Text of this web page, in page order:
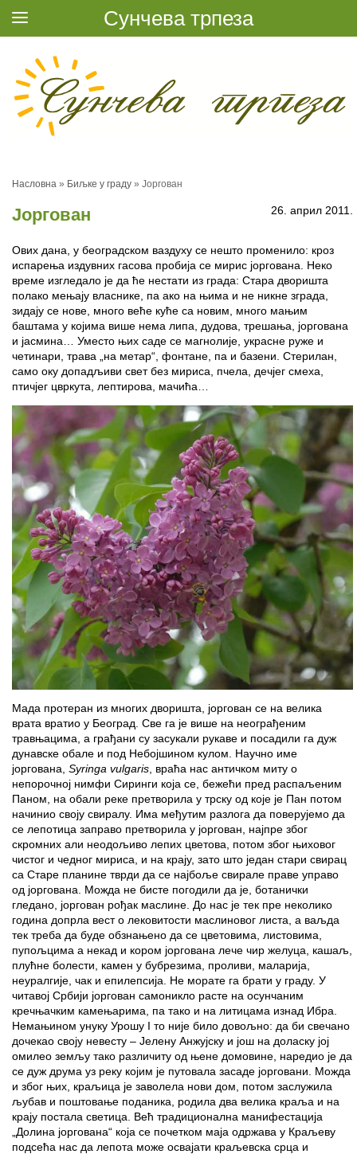
Насловна » Биљке у граду » Јоргован
Јоргован 26. април 2011.
Ових дана, у београдском ваздуху се нешто променило: кроз
испарења издувних гасова пробија се мирис јоргована. Неко
време изгледало је да ће нестати из града: Стара дворишта
полако мењају власнике, па ако на њима и не никне зграда,
зидају се нове, много веће куће са новим, много мањим
баштама у којима више нема липа, дудова, трешања, јоргована
и јасмина… Уместо њих саде се магнолије, украсне руже и
четинари, трава „на метар“, фонтане, па и базени. Стерилан,
само оку допадљиви свет без мириса, пчела, дечјег смеха,
птичјег цвркута, лептирова, мачића…
Мада протеран из многих дворишта, јоргован се на велика
врата вратио у Београд. Све га је више на неограђеним
травњацима, а грађани су засукали рукаве и посадили га дуж
дунавске обале и под Небојшином кулом. Научно име
јоргована, Syringa vulgaris , враћа нас античком миту о
непорочној нимфи Сиринги која се, бежећи пред распаљеним
Паном, на обали реке претворила у трску од које је Пан потом
начинио своју свиралу. Има међутим разлога да поверујемо да
се лепотица заправо претворила у јоргован, најпре због
скромних али неодољиво лепих цветова, потом због њиховог
чистог и чедног мириса, и на крају, зато што један стари свирац
са Старе планине тврди да се најбоље свирале праве управо
од јоргована. Можда не бисте погодили да је, ботанички
гледано, јоргован рођак маслине. До нас је тек пре неколико
година допрла вест о лековитости маслиновог листа, а ваљда
тек треба да буде обзнањено да се цветовима, листовима,
пупољцима а некад и кором јоргована лече чир желуца, кашаљ,
плућне болести, камен у бубрезима, проливи, маларија,
неуралгије, чак и епилепсија. Не морате га брати у граду. У
читавој Србији јоргован самоникло расте на осунчаним
кречњачким камењарима, па тако и на литицама изнад Ибра.
Немањином унуку Урошу I то није било довољно: да би свечано
дочекао своју невесту – Јелену Анжујску и још на доласку јој
омилео земљу тако различиту од њене домовине, наредио је да
се дуж друма уз реку којим је путовала засаде јорговани. Можда
и због њих, краљица је заволела нови дом, потом заслужила
љубав и поштовање поданика, родила два велика краља и на
крају постала светица. Већ традиционална манифестација
„Долина јоргована“ која се почетком маја одржава у Краљеву
подсећа нас да лепота може освајати краљевска срца и
Сунчева трпеза